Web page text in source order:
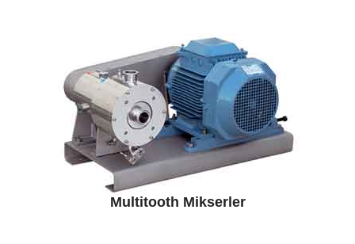
Multitooth Mikserler